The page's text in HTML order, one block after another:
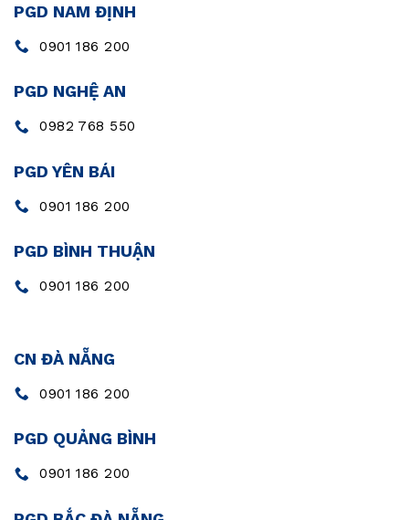
PGD NAM ĐỊNH
0901 186 200
PGD NGHỆ AN
0982 768 550
PGD YÊN BÁI
0901 186 200
PGD BÌNH THUẬN
0901 186 200
CN ĐÀ NẴNG
0901 186 200
PGD QUẢNG BÌNH
0901 186 200